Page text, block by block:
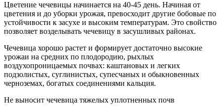
Цветение чечевицы начинается на 40-45 день. Начиная от
цветения и до уборки урожая, превосходит другие бобовые по
устойчивости к засухе и высоким температурам. Это свойство
позволяет возделывать чечевицу в засушливых районах.
Чечевица хорошо растет и формирует достаточно высокие
урожаи на средних по плодородию, рыхлых
воздухопроницаемых почвах: каштановых и легких
подзолистых, суглинистых, супесчаных и обыкновенных
черноземах, богатых соединениями кальция.
Не выносит чечевица тяжелых уплотненных почв